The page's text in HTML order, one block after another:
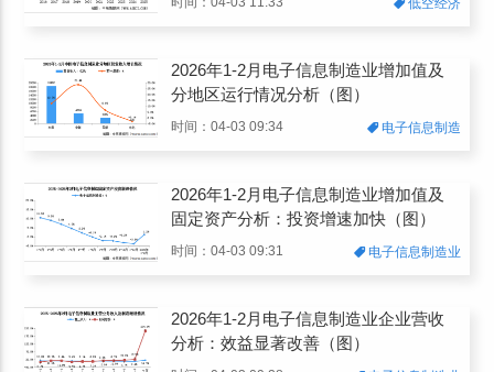
低空经济
2026年1-2月电子信息制造业增加值及
分地区运行情况分析（图）
时间：04-03 09:34 电子信息制造
2026年1-2月电子信息制造业增加值及
固定资产分析：投资增速加快（图）
时间：04-03 09:31 电子信息制造业
2026年1-2月电子信息制造业企业营收
分析：效益显著改善（图）